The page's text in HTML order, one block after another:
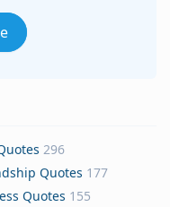
296
Quotes 177
Quotes 155